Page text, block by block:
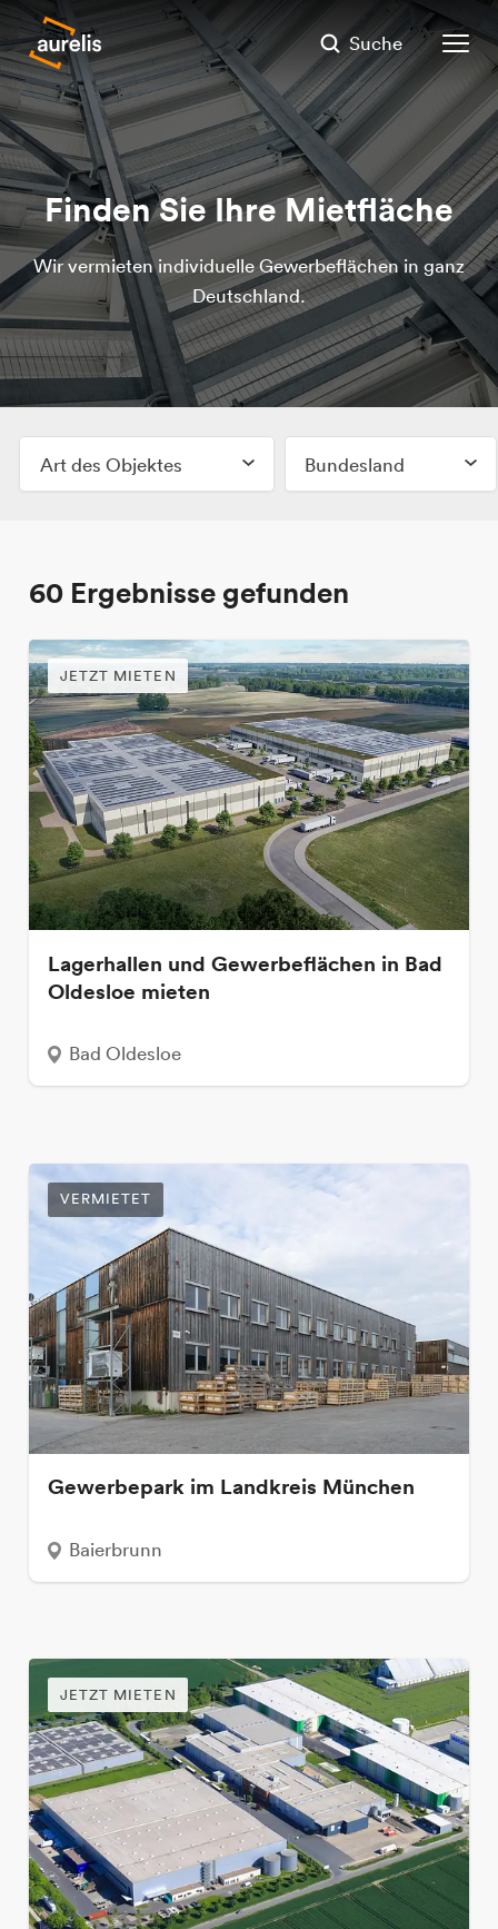
Suche
Finden Sie Ihre Mietfläche
Wir vermieten individuelle Gewerbeflächen in ganz
Deutschland.
Art des Objektes Bundesland
60Ergebnisse gefunden
JETZT MIETEN
Lagerhallen und Gewerbeflächen in Bad
Oldesloe mieten
Bad Oldesloe
VERMIETET
Gewerbepark im Landkreis München
Baierbrunn
JETZT MIETEN